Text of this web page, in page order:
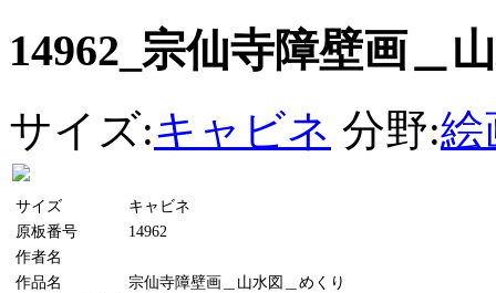
14962_宗仙寺障壁画＿
サイズ:キャビネ 分野:絵
サイズ
キャビネ
原板番号
14962
作者名
作品名
宗仙寺障壁画＿山水図＿めくり